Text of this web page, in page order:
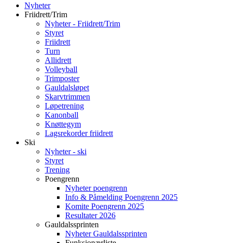
Nyheter
Friidrett/Trim
Nyheter - Friidrett/Trim
Styret
Friidrett
Turn
Allidrett
Volleyball
Trimposter
Gauldalsløpet
Skarvtrimmen
Løpetrening
Kanonball
Knøttegym
Lagsrekorder friidrett
Ski
Nyheter - ski
Styret
Trening
Poengrenn
Nyheter poengrenn
Info & Påmelding Poengrenn 2025
Komite Poengrenn 2025
Resultater 2026
Gauldalssprinten
Nyheter Gauldalssprinten